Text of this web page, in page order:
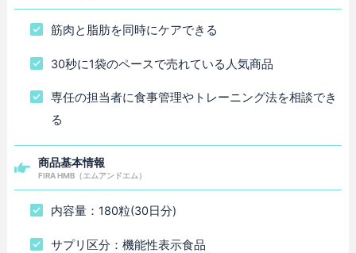
筋肉と脂肪を同時にケアできる
30秒に1袋のペースで売れている人気商品
専任の担当者に食事管理やトレーニング法を相談でき
る
商品基本情報
FIRA HMB（エムアンドエム）
内容量：180粒(30日分)
サプリ区分：機能性表示食品